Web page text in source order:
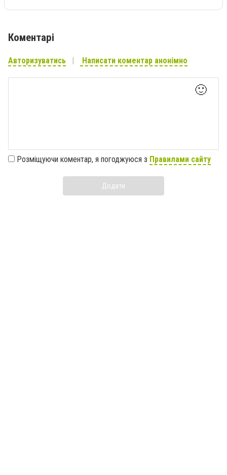
Коментарі
Авторизуватись Написати коментар анонімно
🙂
Розміщуючи коментар, я погоджуюся з Правилами сайту
Додати